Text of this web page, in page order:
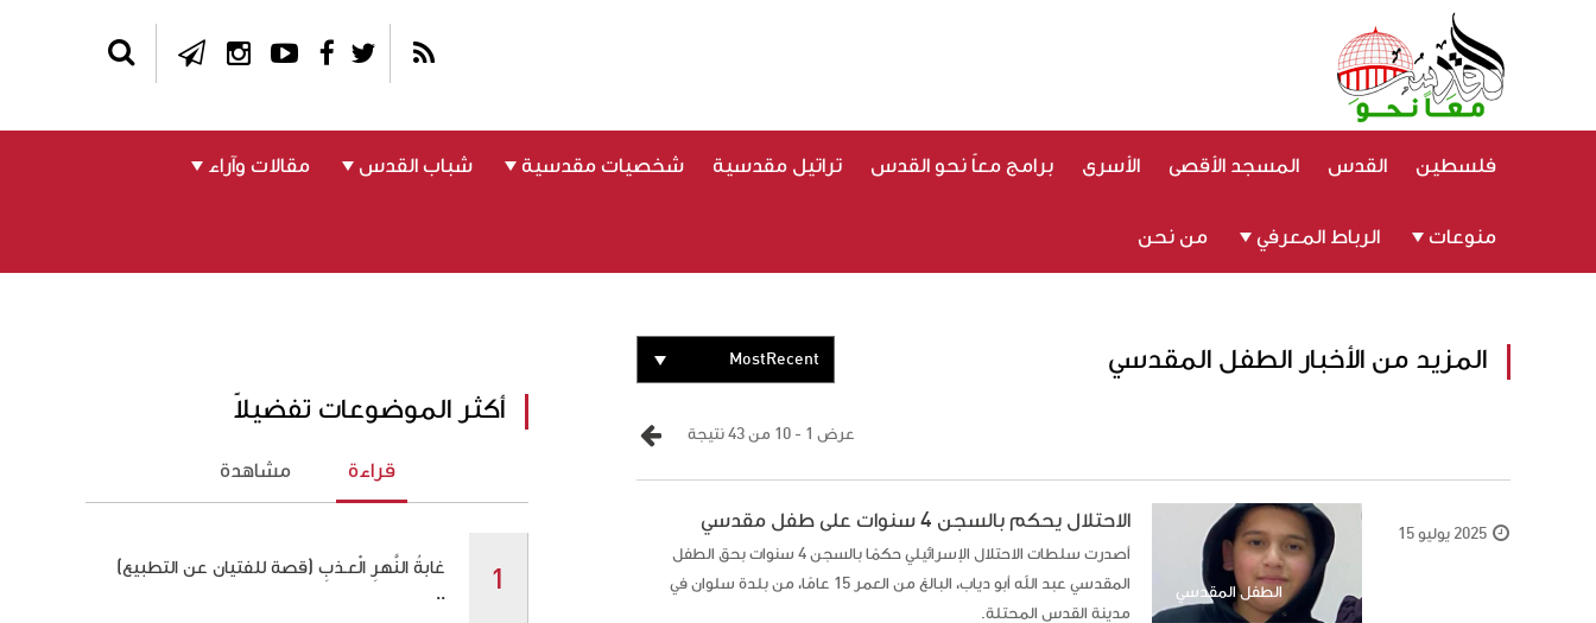
فلسطين القدس المسجد الأقصى الأسرى برامج معاً نحو القدس تراتيل مقدسية شخصيات مقدسية شباب القدس مقالات وآراء
منوعات الرباط المعرفي من نحن
المزيد من الأخبار الطفل المقدسي MostRecent
عرض 1 - 10 من 43 نتيجة
2025 يوليو 15
الطفل المقدسي
الاحتلال يحكم بالسجن 4 سنوات على طفل مقدسي
أصدرت سلطات الاحتلال الإسرائيلي حكمًا بالسجن 4 سنوات بحق الطفل
المقدسي عبد الله أبو دياب، البالغ من العمر 15 عامًا، من بلدة سلوان في
مدينة القدس المحتلة.
أكثر الموضوعات تفضيلاً
قراءة مشاهدة
غابةُ النَّهرِ الْعـذبِ (قصة للفتيان عن التطبيع)
..